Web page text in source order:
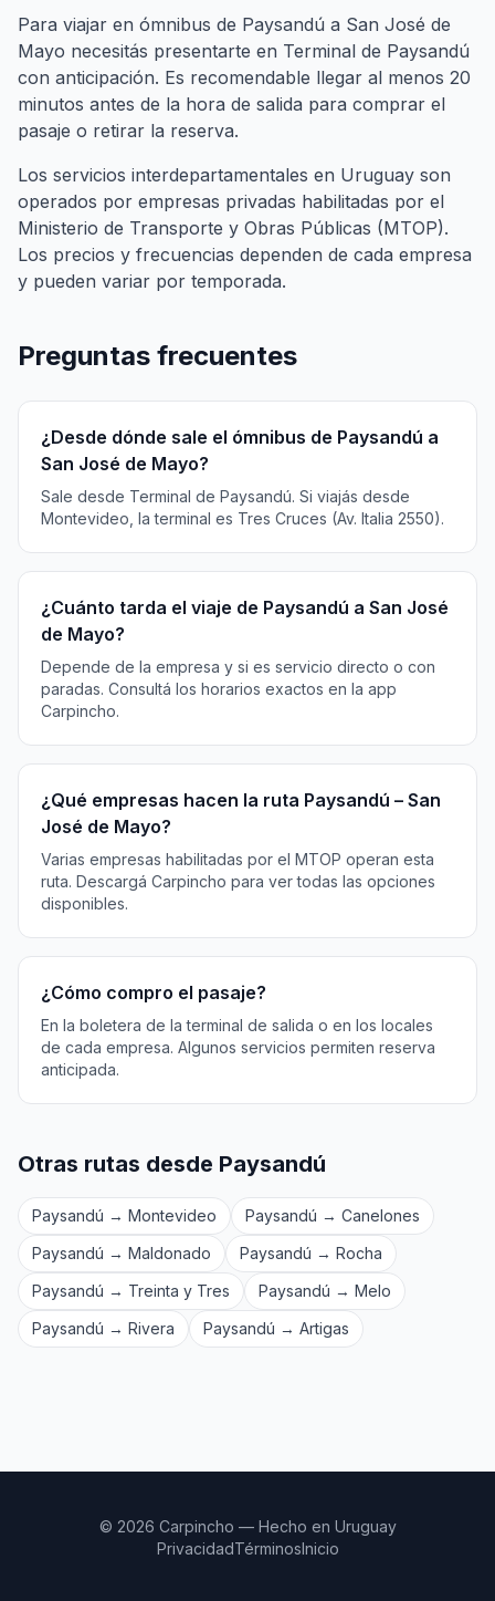
Para viajar en ómnibus de Paysandú a San José de
Mayo necesitás presentarte en Terminal de Paysandú
con anticipación. Es recomendable llegar al menos 20
minutos antes de la hora de salida para comprar el
pasaje o retirar la reserva.
Los servicios interdepartamentales en Uruguay son
operados por empresas privadas habilitadas por el
Ministerio de Transporte y Obras Públicas (MTOP).
Los precios y frecuencias dependen de cada empresa
y pueden variar por temporada.
Preguntas frecuentes
¿Desde dónde sale el ómnibus de Paysandú a
San José de Mayo?
Sale desde Terminal de Paysandú. Si viajás desde
Montevideo, la terminal es Tres Cruces (Av. Italia 2550).
¿Cuánto tarda el viaje de Paysandú a San José
de Mayo?
Depende de la empresa y si es servicio directo o con
paradas. Consultá los horarios exactos en la app
Carpincho.
¿Qué empresas hacen la ruta Paysandú – San
José de Mayo?
Varias empresas habilitadas por el MTOP operan esta
ruta. Descargá Carpincho para ver todas las opciones
disponibles.
¿Cómo compro el pasaje?
En la boletera de la terminal de salida o en los locales
de cada empresa. Algunos servicios permiten reserva
anticipada.
Otras rutas desde Paysandú
Paysandú → Montevideo
Paysandú → Canelones
Paysandú → Maldonado
Paysandú → Rocha
Paysandú → Treinta y Tres
Paysandú → Melo
Paysandú → Rivera
Paysandú → Artigas
© 2026 Carpincho — Hecho en Uruguay
PrivacidadTérminosInicio